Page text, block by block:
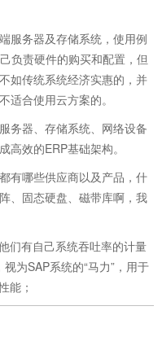
服务器及存储系统，使用例
负责硬件的购买和配置，但
如传统系统经济实惠的，并
适合使用云方案的。
务器、存储系统、网络设备
高效的ERP基础架构。
有哪些供应商以及产品，什
、固态硬盘、磁带库啊，我
们有自己系统吞吐率的计量
为SAP系统的“马力”，用于
能；